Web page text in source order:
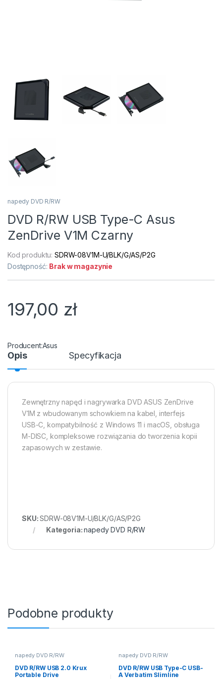
napedy DVD R/RW
DVD R/RW USB Type-C Asus
ZenDrive V1M Czarny
Kod produktu:SDRW-08V1M-U/BLK/G/AS/P2G
Dostępność: Brak w magazynie
197,00 zł
Asus
Opis Specyfikacja
Zewnętrzny napęd i nagrywarka DVD ASUS ZenDrive
V1M z wbudowanym schowkiem na kabel, interfejs
USB-C, kompatybilność z Windows 11 i macOS, obsługa
M-DISC, kompleksowe rozwiązania do tworzenia kopii
zapasowych w zestawie.
SKU:SDRW-08V1M-U/BLK/G/AS/P2G
Kategoria:napedy DVD R/RW
Podobne produkty
napedy DVD R/RW
DVD R/RW USB 2.0 Krux
Portable Drive
napedy DVD R/RW
DVD R/RW USB Type-C USB-
A Verbatim Slimline